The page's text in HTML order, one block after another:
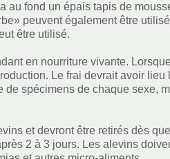
au fond un épais tapis de
peuvent également être
être utilisé.
en nourriture vivante.
Le frai devrait avoir
spécimens de chaque sexe,
et devront être retirés dès
2 à 3 jours. Les alevins